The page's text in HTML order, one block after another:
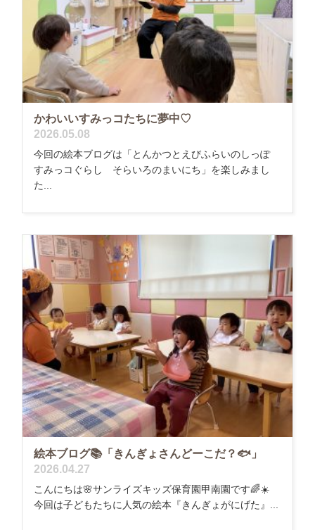
かわいいすみっコたちに夢中♡
2026.05.08
今回の絵本ブログは「とんかつとえびふらいのしっぽ
すみっコぐらし そらいろのまいにち」を楽しみまし
た...
絵本ブログ📚「きんぎょさんどーこだ？🐟」
2026.04.27
こんにちは🌸サンライズキッズ保育園甲南園です🌈☀️
今回は子どもたちに人気の絵本『きんぎょがにげた』...